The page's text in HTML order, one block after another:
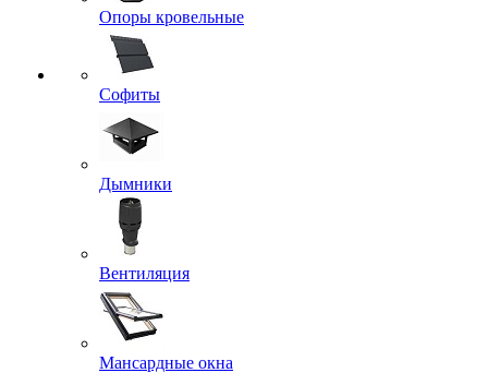
Опоры кровельные
Софиты
Дымники
Вентиляция
Мансардные окна